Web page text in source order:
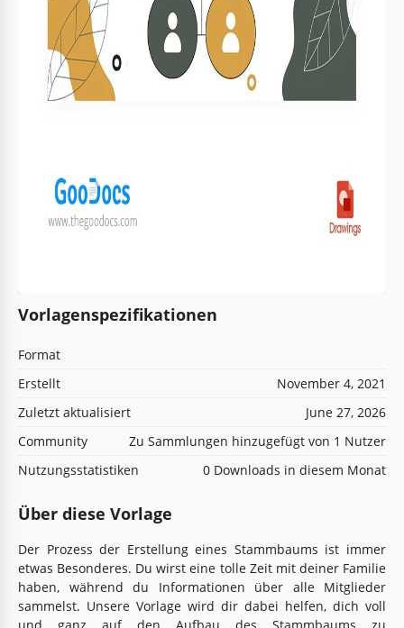
Vorlagenspezifikationen
Format
Erstellt
November 4, 2021
Zuletzt aktualisiert
June 27, 2026
Community
Zu Sammlungen hinzugefügt von 1 Nutzer
Nutzungsstatistiken
0 Downloads in diesem Monat
Über diese Vorlage
Der Prozess der Erstellung eines Stammbaums ist immer
etwas Besonderes. Du wirst eine tolle Zeit mit deiner Familie
haben, während du Informationen über alle Mitglieder
sammelst. Unsere Vorlage wird dir dabei helfen, dich voll
und ganz auf den Aufbau des Stammbaums zu